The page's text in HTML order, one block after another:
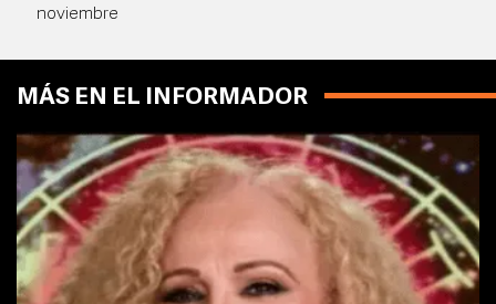
noviembre
MÁS EN EL INFORMADOR